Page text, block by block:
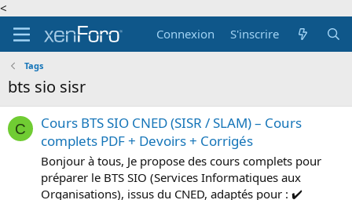
<
Connexion
S'inscrire
Tags
bts sio sisr
C
Cours BTS SIO CNED (SISR / SLAM) – Cours
complets PDF + Devoirs + Corrigés
Bonjour à tous, Je propose des cours complets pour
préparer le BTS SIO (Services Informatiques aux
Organisations), issus du CNED, adaptés pour : ✔️